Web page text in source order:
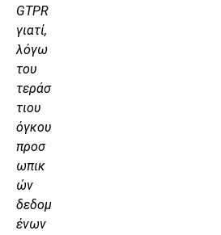
GTPR
γιατί,
λόγω
του
τεράσ
τιου
όγκου
προσ
ωπικ
ών
δεδομ
ένων